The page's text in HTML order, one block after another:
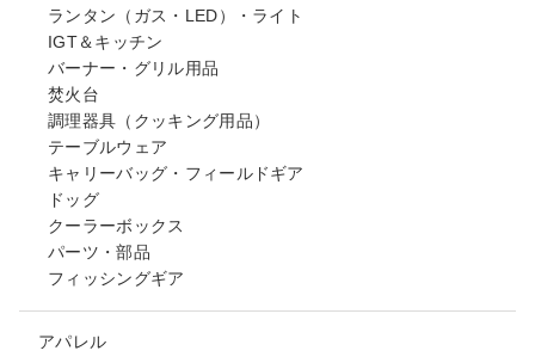
ランタン（ガス・LED）・ライト
IGT＆キッチン
バーナー・グリル用品
焚火台
調理器具（クッキング用品）
テーブルウェア
キャリーバッグ・フィールドギア
ドッグ
クーラーボックス
パーツ・部品
フィッシングギア
アパレル